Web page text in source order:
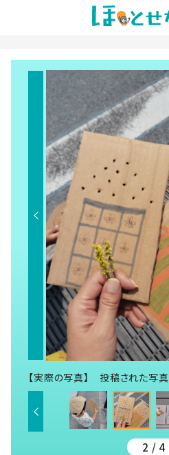
【実際の写真】 投稿された写真
2 / 4